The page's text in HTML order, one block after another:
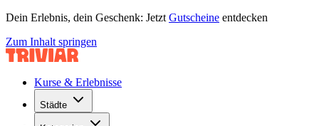
Dein Erlebnis, dein Geschenk: Jetzt Gutscheine entdecken
Zum Inhalt springen
Kurse & Erlebnisse
Städte